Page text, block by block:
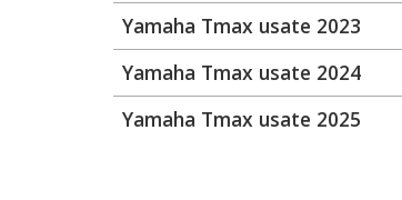
Yamaha Tmax usate 2023
Yamaha Tmax usate 2024
Yamaha Tmax usate 2025